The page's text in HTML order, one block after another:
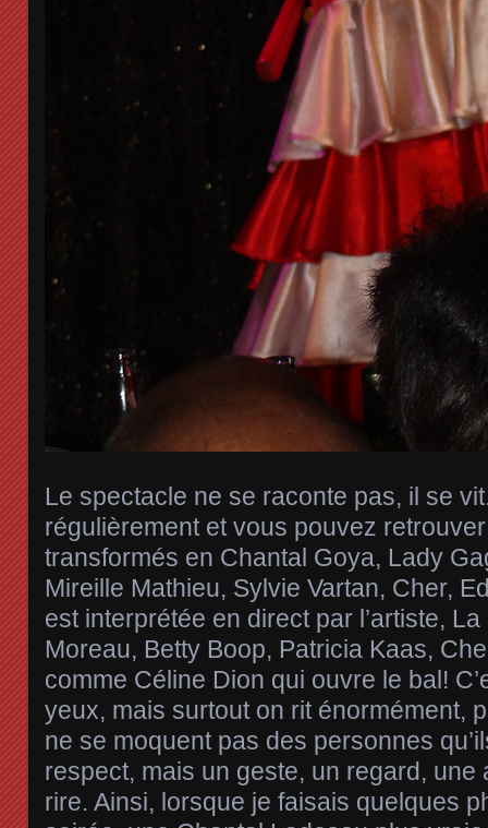
Le spectacle ne se raconte pas, il se
régulièrement et vous pouvez
transformés en Chantal Goya, Lady
Mireille Mathieu, Sylvie Vartan, Cher,
est interprétée en direct par l’artiste,
Moreau, Betty Boop, Patricia Kaas,
comme Céline Dion qui ouvre le bal!
yeux, mais surtout on rit énormément,
ne se moquent pas des personnes
respect, mais un geste, un regard, une
rire. Ainsi, lorsque je faisais quelques